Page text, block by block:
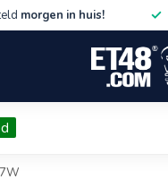
morgen in huis!